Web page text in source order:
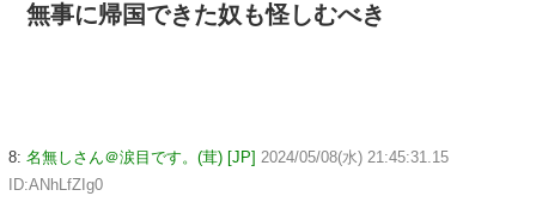
無事に帰国できた奴も怪しむべき
8: 名無しさん＠涙目です。(茸) [JP] 2024/05/08(水) 21:45:31.15
ID:ANhLfZIg0